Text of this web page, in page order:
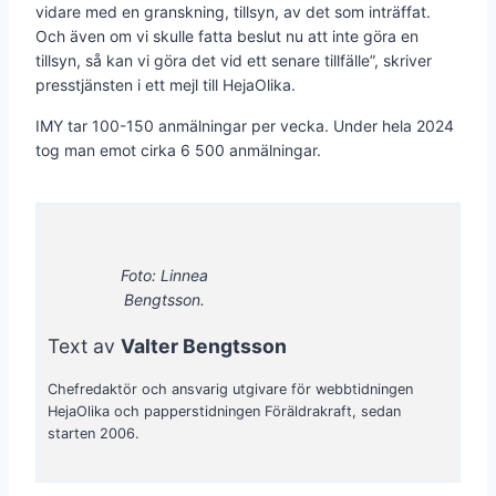
vidare med en granskning, tillsyn, av det som inträffat.
Och även om vi skulle fatta beslut nu att inte göra en
tillsyn, så kan vi göra det vid ett senare tillfälle”, skriver
presstjänsten i ett mejl till HejaOlika.
IMY tar 100-150 anmälningar per vecka. Under hela 2024
tog man emot cirka 6 500 anmälningar.
Foto: Linnea
Bengtsson.
Text av Valter Bengtsson
Chefredaktör och ansvarig utgivare för webbtidningen
HejaOlika och papperstidningen Föräldrakraft, sedan
starten 2006.